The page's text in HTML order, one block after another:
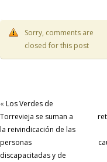
Sorry, comments are
closed for this post
« Los Verdes de
Torrevieja se suman a
la reivindicación de las
personas
discapacitadas y de